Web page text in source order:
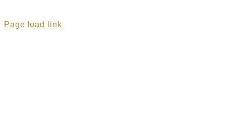
Page load link